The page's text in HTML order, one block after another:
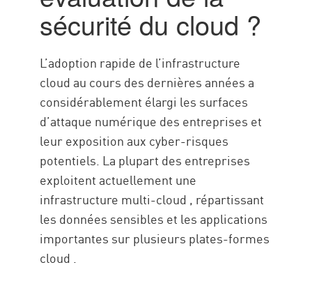
sécurité du cloud ?
L’adoption rapide de l’infrastructure
cloud au cours des dernières années a
considérablement élargi les surfaces
d’attaque numérique des entreprises et
leur exposition aux cyber-risques
potentiels. La plupart des entreprises
exploitent actuellement une
infrastructure multi-cloud , répartissant
les données sensibles et les applications
importantes sur plusieurs plates-formes
cloud .